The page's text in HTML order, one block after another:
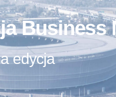
Business
edycja